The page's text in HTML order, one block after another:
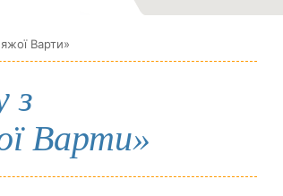
Варти»
з
Варти»